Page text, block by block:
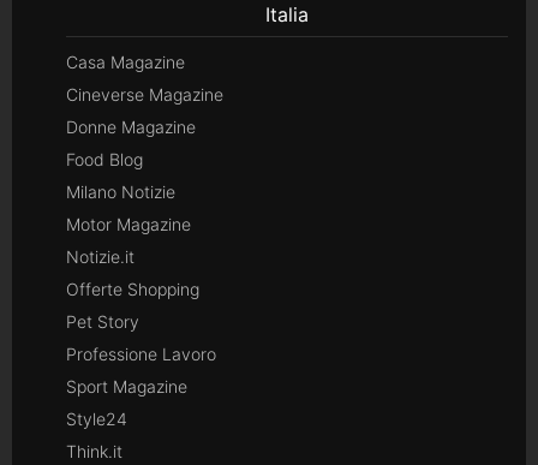
Italia
Casa Magazine
Cineverse Magazine
Donne Magazine
Food Blog
Milano Notizie
Motor Magazine
Notizie.it
Offerte Shopping
Pet Story
Professione Lavoro
Sport Magazine
Style24
Think.it